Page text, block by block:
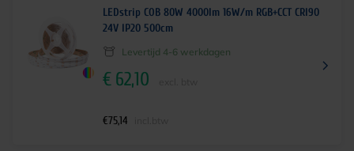
LEDstrip COB 80W 4000lm 16W/m RGB+CCT CRI90
24V IP20 500cm
Levertijd 4-6 werkdagen
€ 62,10
€75,14